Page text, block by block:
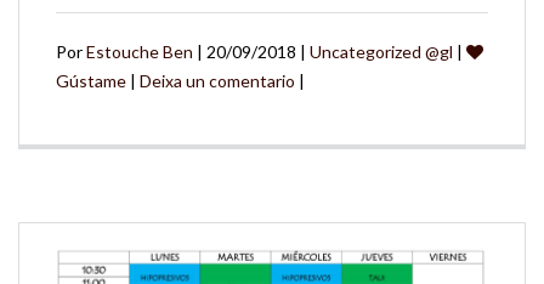
PorEstouche Ben | 20/09/2018 | Uncategorized @gl |
Gústame | Deixa un comentario |